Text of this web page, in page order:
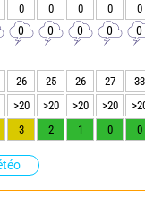
0 0 0 0 0
0 0 0 0 0
26 25 26 27
33
>20 >20 >20 >20
3 2 1 0 0